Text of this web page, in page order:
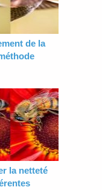
de la
la netteté